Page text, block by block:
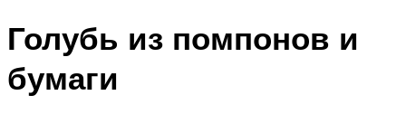
Голубь из помпонов и
бумаги